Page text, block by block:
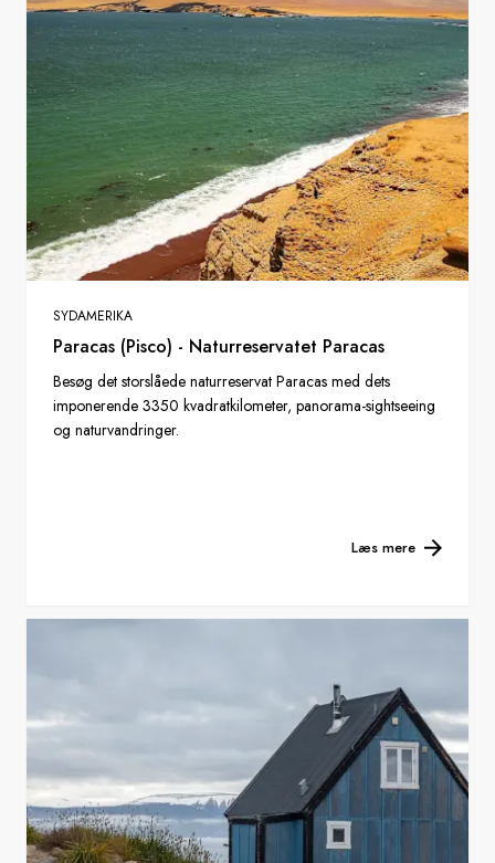
SYDAMERIKA
Paracas (Pisco) - Naturreservatet Paracas
Besøg det storslåede naturreservat Paracas med dets
imponerende 3350 kvadratkilometer, panorama-sightseeing
og naturvandringer.
Læs mere